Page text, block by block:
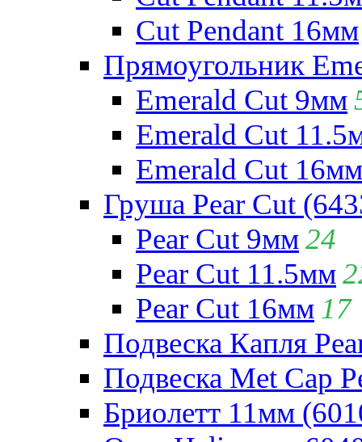
Cut Pendant 16мм
Прямоугольник
Emerald Cut 9мм
Emerald Cut
Emerald Cut 16мм
Груша Pear Cut
Pear Cut 9мм24
Pear Cut 11.5мм
Pear Cut 16мм 17
Подвеска Капля
Подвеска Met Cap
Бриолетт 11мм